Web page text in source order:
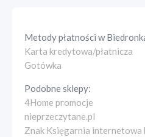
Metody płatności w
Karta kredytowa/płatnicza
Gotówka
Podobne sklepy:
4Home promocje
nieprzeczytane.pl
Znak Księgarnia internetowa